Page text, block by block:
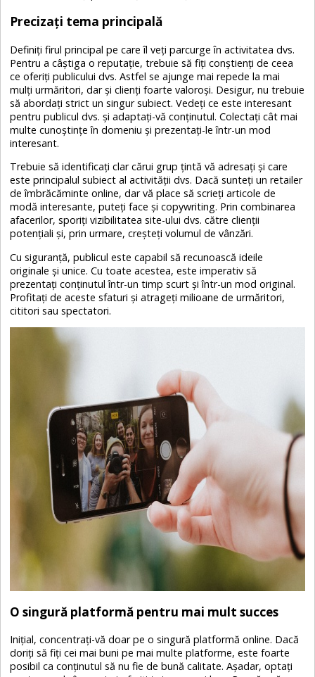
Precizați tema principală
Definiți firul principal pe care îl veți parcurge în activitatea dvs.
Pentru a câștiga o reputație, trebuie să fiți conștienți de ceea
ce oferiți publicului dvs. Astfel se ajunge mai repede la mai
mulți urmăritori, dar și clienți foarte valoroși. Desigur, nu trebuie
să abordați strict un singur subiect. Vedeți ce este interesant
pentru publicul dvs. și adaptați-vă conținutul. Colectați cât mai
multe cunoștințe în domeniu și prezentați-le într-un mod
interesant.
Trebuie să identificați clar cărui grup țintă vă adresați și care
este principalul subiect al activității dvs. Dacă sunteți un retailer
de îmbrăcăminte online, dar vă place să scrieți articole de
modă interesante, puteți face și copywriting. Prin combinarea
afacerilor, sporiți vizibilitatea site-ului dvs. către clienții
potențiali și, prin urmare, creșteți volumul de vânzări.
Cu siguranță, publicul este capabil să recunoască ideile
originale și unice. Cu toate acestea, este imperativ să
prezentați conținutul într-un timp scurt și într-un mod original.
Profitați de aceste sfaturi și atrageți milioane de urmăritori,
cititori sau spectatori.
O singură platformă pentru mai mult succes
Inițial, concentrați-vă doar pe o singură platformă online. Dacă
doriți să fiți cei mai buni pe mai multe platforme, este foarte
posibil ca conținutul să nu fie de bună calitate. Așadar, optați